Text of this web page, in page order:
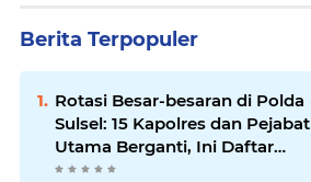
Berita Terpopuler
Rotasi Besar-besaran di Polda
Sulsel: 15 Kapolres dan Pejabat
Utama Berganti, Ini Daftar
Lengkapnya